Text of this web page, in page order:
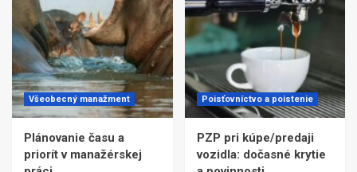
Všeobecný manažment
Plánovanie času a
priorít v manažérskej
Poisťovníctvo a poistenie
PZP pri kúpe/predaji
vozidla: dočasné krytie